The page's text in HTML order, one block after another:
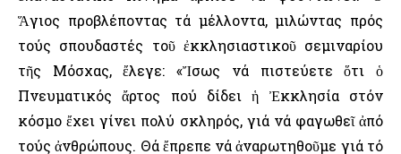
Ἅγιος προβλέποντας τά μέλλοντα, μιλώντας πρός
τούς σπουδαστές τοῦ ἐκκλησιαστικοῦ σεμιναρίου
τῆς Μόσχας, ἔλεγε: «Ἴσως νά πιστεύετε ὅτι ὁ
Πνευματικός ἄρτος πού δίδει ἡ Ἐκκλησία στόν
κόσμο ἔχει γίνει πολύ σκληρός, γιά νά φαγωθεῖ ἀπό
τούς ἀνθρώπους. Θά ἔπρεπε νά ἀναρωτηθοῦμε γιά τό